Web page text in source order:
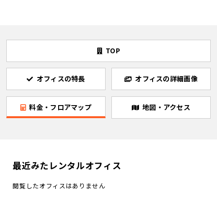
TOP
オフィスの特長 オフィスの詳細画像
料金・フロアマップ 地図・アクセス
最近みたレンタルオフィス
閲覧したオフィスはありません